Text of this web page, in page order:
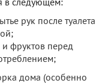
в следующем:
рук после туалета
фруктов перед
дома (особенно